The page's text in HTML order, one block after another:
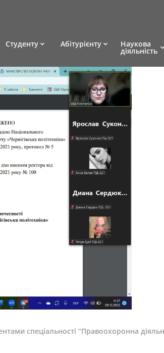
Студенту Абітурієнту Наукова
діяльність
спеціальності “Правоохоронна